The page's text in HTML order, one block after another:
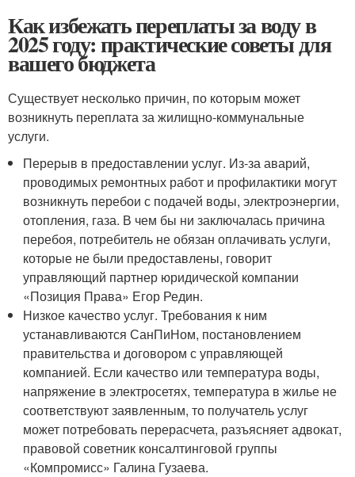
Как избежать переплаты за воду в
2025 году: практические советы для
вашего бюджета
Существует несколько причин, по которым может
возникнуть переплата за жилищно-коммунальные
услуги.
Перерыв в предоставлении услуг. Из-за аварий,
проводимых ремонтных работ и профилактики могут
возникнуть перебои с подачей воды, электроэнергии,
отопления, газа. В чем бы ни заключалась причина
перебоя, потребитель не обязан оплачивать услуги,
которые не были предоставлены, говорит
управляющий партнер юридической компании
«Позиция Права» Егор Редин.
Низкое качество услуг. Требования к ним
устанавливаются СанПиНом, постановлением
правительства и договором с управляющей
компанией. Если качество или температура воды,
напряжение в электросетях, температура в жилье не
соответствуют заявленным, то получатель услуг
может потребовать перерасчета, разъясняет адвокат,
правовой советник консалтинговой группы
«Компромисс» Галина Гузаева.